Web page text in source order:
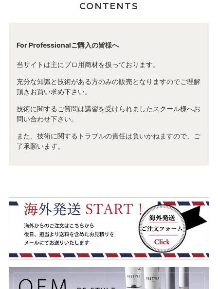
CONTENTS
For Professionalご購入の皆様へ
当サイトは主にプロ用商材を扱っております。
充分な知識と技術がある方のみの販売となりますのでご理解
頂きお買い求め下さい。
技術に関するご質問は講習を受けられましたスクール様へお
問い合わせ下さい。
また、技術に関するトラブルの責任は負いかねますので、ご
了承願います。